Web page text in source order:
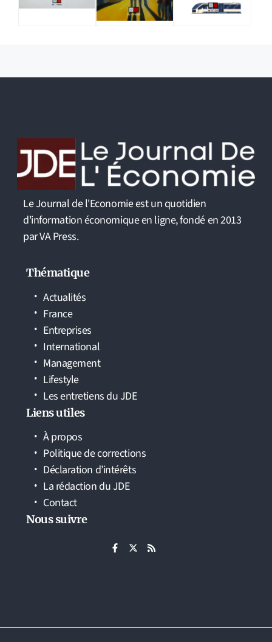
Le Journal de l'Economie est un quotidien
d'information économique en ligne, fondé en 2013
par VA Press.
Thématique
Actualités
France
Entreprises
International
Management
Lifestyle
Les entretiens du JDE
Liens utiles
À propos
Politique de corrections
Déclaration d’intérêts
La rédaction du JDE
Contact
Nous suivre